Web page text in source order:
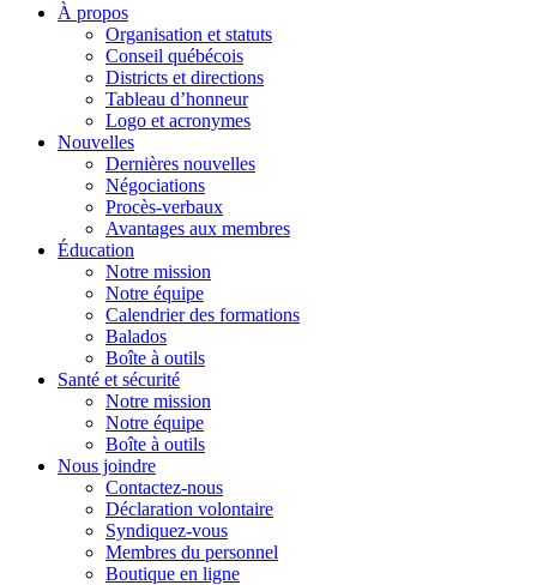
À propos
Organisation et statuts
Conseil québécois
Districts et directions
Tableau d’honneur
Logo et acronymes
Nouvelles
Dernières nouvelles
Négociations
Procès-verbaux
Avantages aux membres
Éducation
Notre mission
Notre équipe
Calendrier des formations
Balados
Boîte à outils
Santé et sécurité
Notre mission
Notre équipe
Boîte à outils
Nous joindre
Contactez-nous
Déclaration volontaire
Syndiquez-vous
Membres du personnel
Boutique en ligne